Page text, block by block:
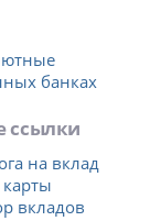
банках
ссылки
на вклад
вкладов